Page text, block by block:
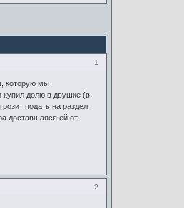
1
которую мы
купил долю в двушке (в
подать на раздел
доставшаяся ей от
2